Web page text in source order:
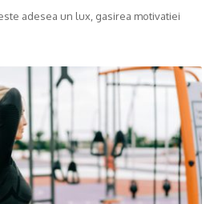
adesea un lux, gasirea motivatiei